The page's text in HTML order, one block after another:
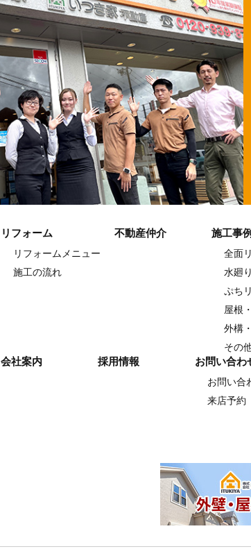
リフォーム
リフォームメニュー
施工の流れ
不動産仲介 施工事例
全面
水廻
ぷち
屋根
外構
その
会社案内 採用情報 お問い合わ
お問い合
来店予約